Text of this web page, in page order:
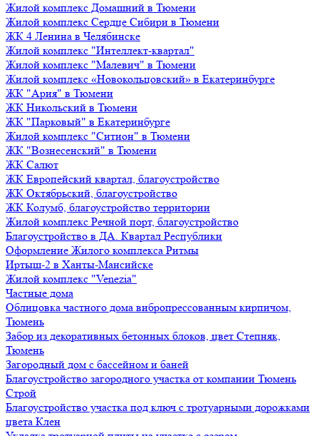
Жилой комплекс Домашний в Тюмени
Жилой комплекс Сердце Сибири в Тюмени
ЖК 4 Ленина в Челябинске
Жилой комплекс "Интеллект-квартал"
Жилой комплекс "Малевич" в Тюмени
Жилой комплекс «Новокольцовский» в Екатеринбурге
ЖК "Ария" в Тюмени
ЖК Никольский в Тюмени
ЖК "Парковый" в Екатеринбурге
Жилой комплекс "Ситион" в Тюмени
ЖК "Вознесенский" в Тюмени
ЖК Салют
ЖК Европейский квартал, благоустройство
ЖК Октябрьский, благоустройство
ЖК Колумб, благоустройство территории
Жилой комплекс Речной порт, благоустройство
Благоустройство в ДА. Квартал Республики
Оформление Жилого комплекса Ритмы
Иртыш-2 в Ханты-Мансийске
Жилой комплекс "Venezia"
Частные дома
Облицовка частного дома вибропрессованным кирпичом,
Тюмень
Забор из декоративных бетонных блоков, цвет Степняк,
Тюмень
Загородный дом с бассейном и баней
Благоустройство загородного участка от компании Тюмень
Строй
Благоустройство участка под ключ с тротуарными дорожками
цвета Клен